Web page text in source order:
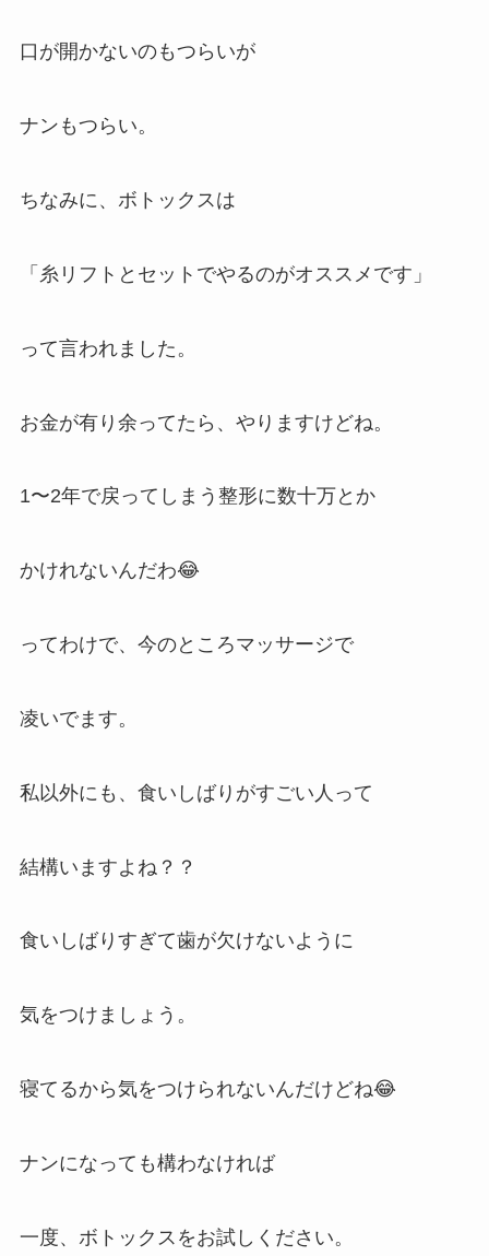
口が開かないのもつらいが
ナンもつらい。
ちなみに、ボトックスは
「糸リフトとセットでやるのがオススメです」
って言われました。
お金が有り余ってたら、やりますけどね。
1〜2年で戻ってしまう整形に数十万とか
かけれないんだわ😂
ってわけで、今のところマッサージで
凌いでます。
私以外にも、食いしばりがすごい人って
結構いますよね？？
食いしばりすぎて歯が欠けないように
気をつけましょう。
寝てるから気をつけられないんだけどね😂
ナンになっても構わなければ
一度、ボトックスをお試しください。